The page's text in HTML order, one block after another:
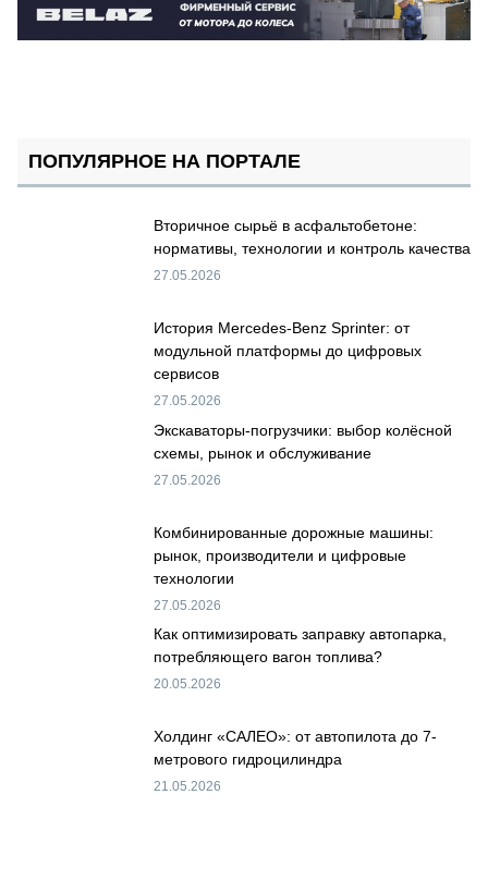
ПОПУЛЯРНОЕ НА ПОРТАЛЕ
Вторичное сырьё в асфальтобетоне:
нормативы, технологии и контроль качества
27.05.2026
История Mercedes-Benz Sprinter: от
модульной платформы до цифровых
сервисов
27.05.2026
Экскаваторы-погрузчики: выбор колёсной
схемы, рынок и обслуживание
27.05.2026
Комбинированные дорожные машины:
рынок, производители и цифровые
технологии
27.05.2026
Как оптимизировать заправку автопарка,
потребляющего вагон топлива?
20.05.2026
Холдинг «САЛЕО»: от автопилота до 7-
метрового гидроцилиндра
21.05.2026